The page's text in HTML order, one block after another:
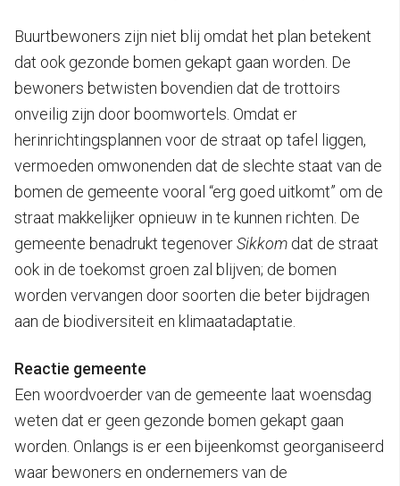
Buurtbewoners zijn niet blij omdat het plan betekent
dat ook gezonde bomen gekapt gaan worden. De
bewoners betwisten bovendien dat de trottoirs
onveilig zijn door boomwortels. Omdat er
herinrichtingsplannen voor de straat op tafel liggen,
vermoeden omwonenden dat de slechte staat van de
bomen de gemeente vooral “erg goed uitkomt” om de
straat makkelijker opnieuw in te kunnen richten. De
gemeente benadrukt tegenoverSikkom dat de straat
ook in de toekomst groen zal blijven; de bomen
worden vervangen door soorten die beter bijdragen
aan de biodiversiteit en klimaatadaptatie.
Reactie gemeente
Een woordvoerder van de gemeente laat woensdag
weten dat er geen gezonde bomen gekapt gaan
worden. Onlangs is er een bijeenkomst georganiseerd
waar bewoners en ondernemers van de